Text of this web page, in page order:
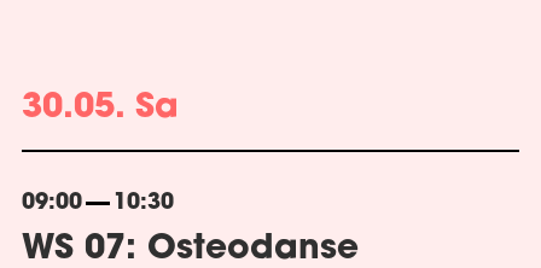
30.05. Sa
09:00 10:30
WS 07: Osteodanse